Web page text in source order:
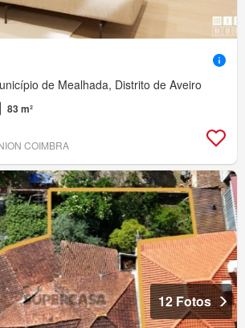
de Mealhada, Distrito de Aveiro
83 m²
COIMBRA
12 Fotos